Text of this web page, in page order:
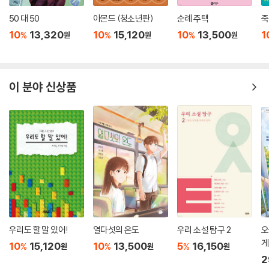
50 대 50
10% 13,320원
아몬드 (청소년판)
10% 15,120원
순례 주택
10% 13,500원
이 분야 신상품
우리도 할 말 있어!
10% 15,120원
열다섯의 온도
10% 13,500원
우리 소설 탐구 2
5% 16,150원